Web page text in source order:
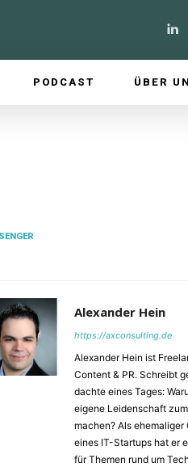
PODCAST ÜBER
Alexander Hein
https://axconsulting.de
Alexander Hein ist
Content & PR. Schreibt
dachte eines Tages:
eigene Leidenschaft
machen? Als ehemaliger
eines IT-Startups hat er
für Themen rund um